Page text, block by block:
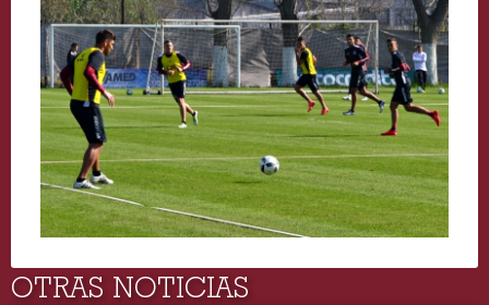
OTRAS NOTICIAS